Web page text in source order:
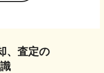
、査定の